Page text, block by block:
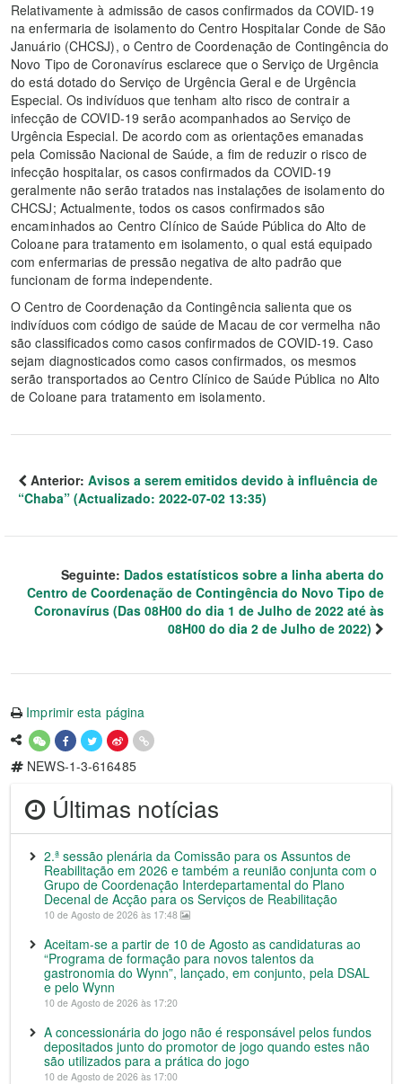
Relativamente à admissão de casos confirmados da COVID-19
na enfermaria de isolamento do Centro Hospitalar Conde de São
Januário (CHCSJ), o Centro de Coordenação de Contingência do
Novo Tipo de Coronavírus esclarece que o Serviço de Urgência
do está dotado do Serviço de Urgência Geral e de Urgência
Especial. Os indivíduos que tenham alto risco de contrair a
infecção de COVID-19 serão acompanhados ao Serviço de
Urgência Especial. De acordo com as orientações emanadas
pela Comissão Nacional de Saúde, a fim de reduzir o risco de
infecção hospitalar, os casos confirmados da COVID-19
geralmente não serão tratados nas instalações de isolamento do
CHCSJ; Actualmente, todos os casos confirmados são
encaminhados ao Centro Clínico de Saúde Pública do Alto de
Coloane para tratamento em isolamento, o qual está equipado
com enfermarias de pressão negativa de alto padrão que
funcionam de forma independente.
O Centro de Coordenação da Contingência salienta que os
indivíduos com código de saúde de Macau de cor vermelha não
são classificados como casos confirmados de COVID-19. Caso
sejam diagnosticados como casos confirmados, os mesmos
serão transportados ao Centro Clínico de Saúde Pública no Alto
de Coloane para tratamento em isolamento.
Anterior: Avisos a serem emitidos devido à influência de
“Chaba” (Actualizado: 2022-07-02 13:35)
Seguinte: Dados estatísticos sobre a linha aberta do
Centro de Coordenação de Contingência do Novo Tipo de
Coronavírus (Das 08H00 do dia 1 de Julho de 2022 até às
08H00 do dia 2 de Julho de 2022)
Imprimir esta página
NEWS-1-3-616485
Últimas notícias
2.ª sessão plenária da Comissão para os Assuntos de
Reabilitação em 2026 e também a reunião conjunta com o
Grupo de Coordenação Interdepartamental do Plano
Decenal de Acção para os Serviços de Reabilitação
10 de Agosto de 2026 às 17:48
Aceitam-se a partir de 10 de Agosto as candidaturas ao
“Programa de formação para novos talentos da
gastronomia do Wynn”, lançado, em conjunto, pela DSAL
e pelo Wynn
10 de Agosto de 2026 às 17:20
A concessionária do jogo não é responsável pelos fundos
depositados junto do promotor de jogo quando estes não
são utilizados para a prática do jogo
10 de Agosto de 2026 às 17:00